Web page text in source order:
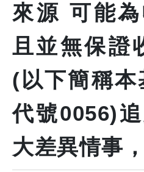
來源 可能
且並無保證
(以下簡稱
代號0056)
大差異情事